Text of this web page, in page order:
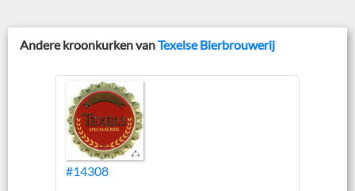
Andere kroonkurken vanTexelse Bierbrouwerij
#14308